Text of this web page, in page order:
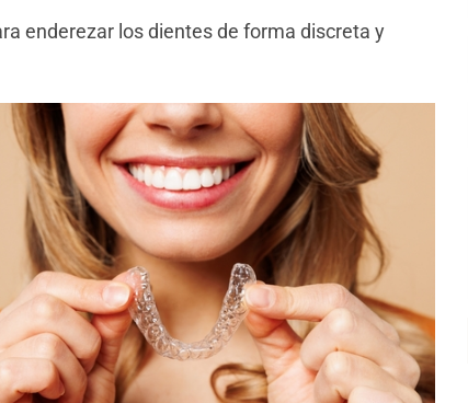
enderezar los dientes de forma discreta y